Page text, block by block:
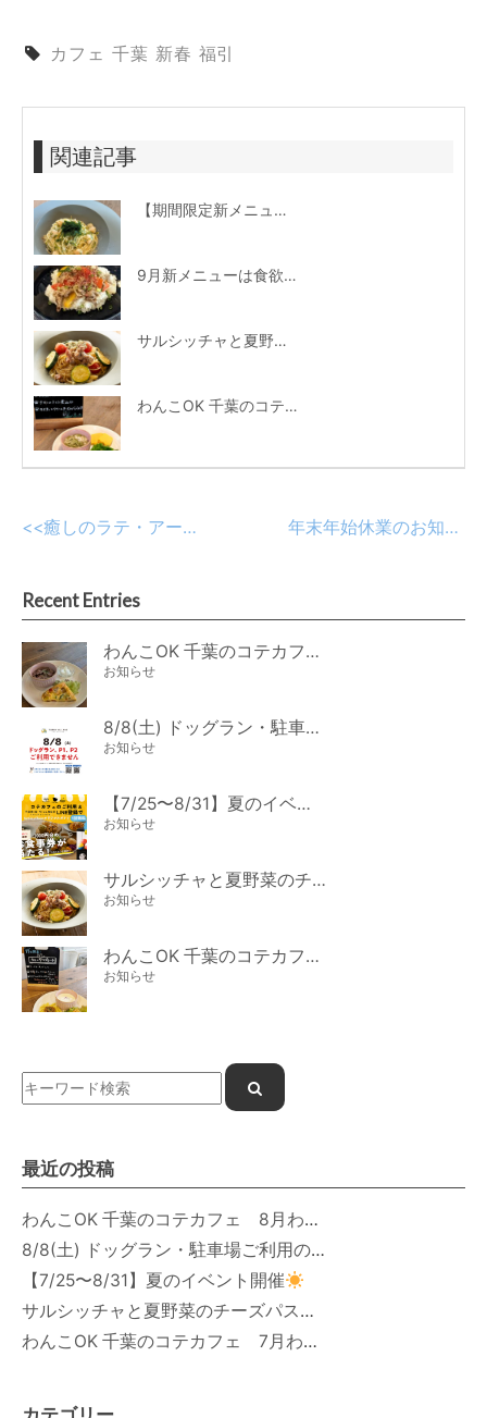
カフェ 千葉 新春 福引
関連記事
【期間限定新メニュー】 海苔と小柱のクリームパスタ
9月新メニューは食欲そそる「プルコギ丼」
サルシッチャと夏野菜のチーズパスタ期間限定新メニュー登場！
わんこOK 千葉のコテカフェ 1月わんこの日
年末年始休業のお知らせ
<<癒しのラテ・アート☆
Recent Entries
わんこOK 千葉のコテカフェ 8月わんこの日 オートミールdeローストビーフライス
お知らせ
8/8(土) ドッグラン・駐車場ご利用のお知らせ
お知らせ
【7/25〜8/31】夏のイベント開催
お知らせ
サルシッチャと夏野菜のチーズパスタ期間限定新メニュー登場！
お知らせ
わんこOK 千葉のコテカフェ 7月わんこの日 白身魚とカラフルやさいのオムレツ
お知らせ
最近の投稿
わんこOK 千葉のコテカフェ 8月わんこの日 オートミールdeローストビーフライス
8/8(土) ドッグラン・駐車場ご利用のお知らせ
【7/25〜8/31】夏のイベント開催
サルシッチャと夏野菜のチーズパスタ期間限定新メニュー登場！
わんこOK 千葉のコテカフェ 7月わんこの日 白身魚とカラフルやさいのオムレツ